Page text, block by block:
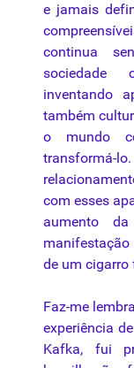
e jamais
continua
sociedade
inventando
também
o mundo
com esses
aumento
de um cigarro
Faz-me
experiência
Kafka, fui